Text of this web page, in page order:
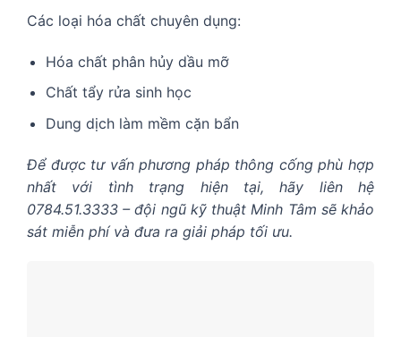
Các loại hóa chất chuyên dụng:
Hóa chất phân hủy dầu mỡ
Chất tẩy rửa sinh học
Dung dịch làm mềm cặn bẩn
Để được tư vấn phương pháp thông cống phù hợp
nhất với tình trạng hiện tại, hãy liên hệ
0784.51.3333 – đội ngũ kỹ thuật Minh Tâm sẽ khảo
sát miễn phí và đưa ra giải pháp tối ưu.